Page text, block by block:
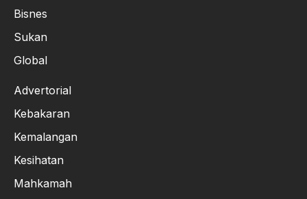
Bisnes
Sukan
Global
Advertorial
Kebakaran
Kemalangan
Kesihatan
Mahkamah